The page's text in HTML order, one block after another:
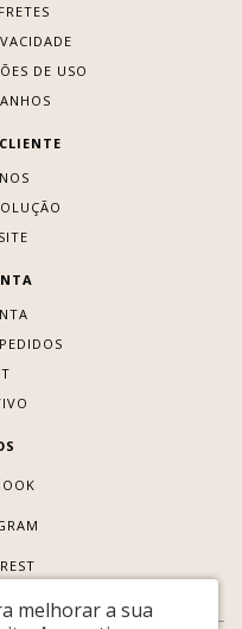
DE USO
melhorar a sua